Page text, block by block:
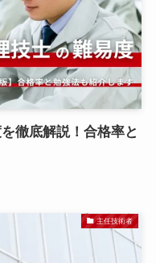
徹底解説！合格率と
主任技術者